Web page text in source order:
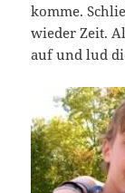
komme.
wieder Zeit.
auf und lud